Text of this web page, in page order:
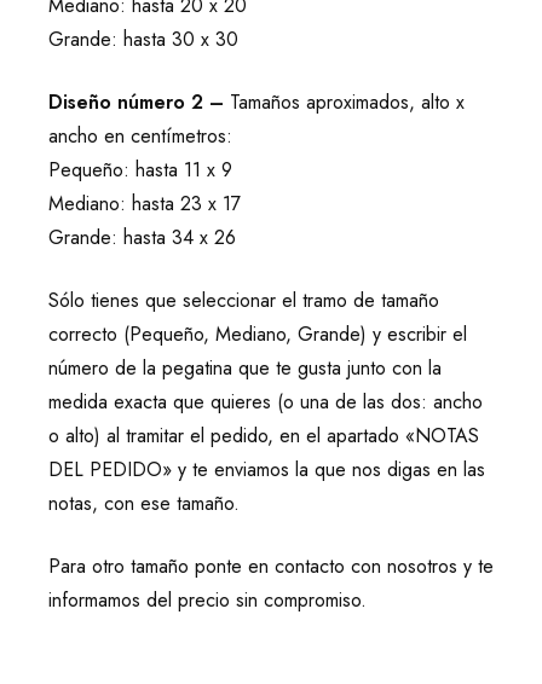
Grande: hasta 30 x 30
Diseño número 2 – Tamaños aproximados, alto x
ancho en centímetros:
Pequeño: hasta 11 x 9
Mediano: hasta 23 x 17
Grande: hasta 34 x 26
Sólo tienes que seleccionar el tramo de tamaño
correcto (Pequeño, Mediano, Grande) y escribir el
número de la pegatina que te gusta junto con la
medida exacta que quieres (o una de las dos: ancho
o alto) al tramitar el pedido, en el apartado «NOTAS
DEL PEDIDO» y te enviamos la que nos digas en las
notas, con ese tamaño.
Para otro tamaño ponte en contacto con nosotros y te
informamos del precio sin compromiso.